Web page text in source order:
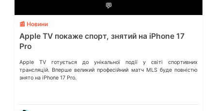
💬
📰 Новини
Apple TV покаже спорт, знятий на iPhone 17
Pro
Apple TV готується до унікальної події у світі спортивних
трансляцій. Вперше великий професійний матч MLS буде повністю
знято на iPhone 17 Pro.